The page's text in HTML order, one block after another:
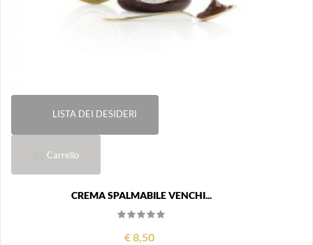
LISTA DEI DESIDERI
Carrello
CREMA SPALMABILE VENCHI...
€ 8,50